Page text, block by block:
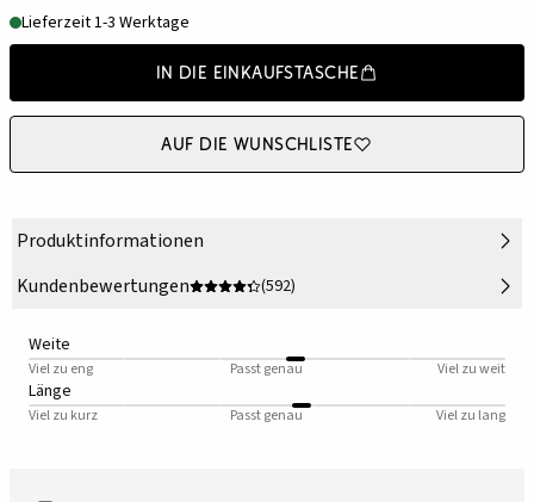
Lieferzeit 1-3 Werktage
In die Einkaufstasche
Auf die Wunschliste
Produktinformationen
Kundenbewertungen
(592)
Weite
Viel zu eng Passt genau Viel zu weit
Länge
Viel zu kurz Passt genau Viel zu lang